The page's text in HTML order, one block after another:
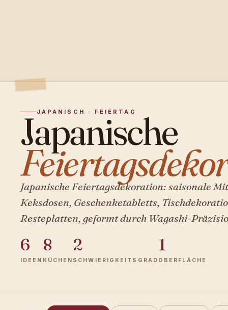
JAPANISCH · FEIERTAG
Japanische
Japanische Feiertagsdekoration: saisonale
Keksdosen, Geschenketabletts,
Resteplatten, geformt durch Wagashi-
6
IDEEN
8
KÜCHEN
2
SCHWIERIGKEITSGRAD
1
OBERFLÄCHE